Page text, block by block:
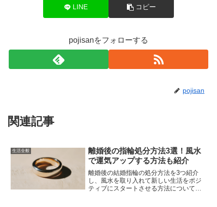
LINE コピー
pojisanをフォローする
pojisan
関連記事
生活全般
離婚後の指輪処分方法3選！風水
で運気アップする方法も紹介
離婚後の結婚指輪の処分方法を3つ紹介
し、風水を取り入れて新しい生活をポジ
ティブにスタートさせる方法について解